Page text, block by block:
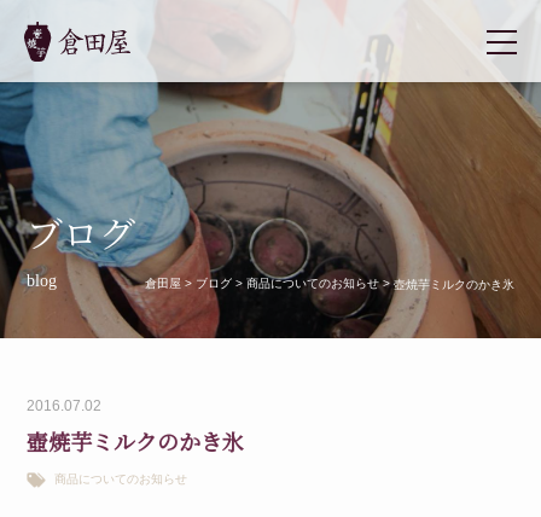
ブログ
blog 倉田屋 > ブログ> 商品についてのお知らせ>壺焼芋ミルクのかき氷
2016.07.02
壺焼芋ミルクのかき氷
商品についてのお知らせ